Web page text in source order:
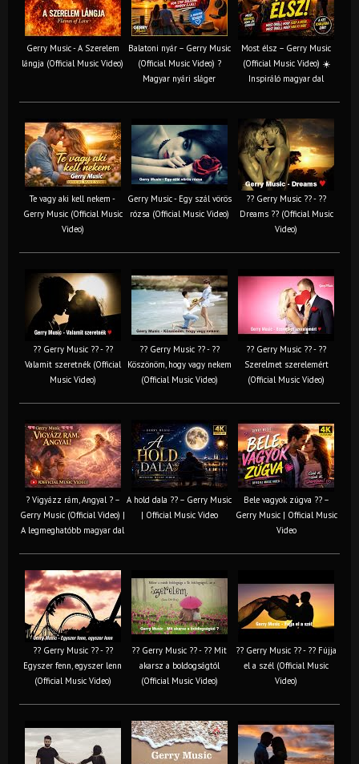
Gerry Music - A Szerelem
lángja (Official Music Video)
Balatoni nyár – Gerry Music
(Official Music Video) ?
Magyar nyári sláger
Most élsz – Gerry Music
(Official Music Video) ☀️
Inspiráló magyar dal
Te vagy aki kell nekem -
Gerry Music (Official Music
Video)
Gerry Music - Egy szál vörös
rózsa (Official Music Video)
?? Gerry Music ?? - ??
Dreams ?? (Official Music
Video)
?? Gerry Music ?? - ??
Valamit szeretnék (Official
Music Video)
?? Gerry Music ?? - ??
Köszönöm, hogy vagy nekem
(Official Music Video)
?? Gerry Music ?? - ??
Szerelmet szerelemért
(Official Music Video)
? Vigyázz rám, Angyal ? –
Gerry Music (Official Video) |
A legmeghatóbb magyar dal
A hold dala ?? – Gerry Music
| Official Music Video
Bele vagyok zúgva ?? –
Gerry Music | Official Music
Video
?? Gerry Music ?? - ??
Egyszer fenn, egyszer lenn
(Official Music Video)
?? Gerry Music ?? - ?? Mit
akarsz a boldogságtól
(Official Music Video)
?? Gerry Music ?? - ?? Fújja
el a szél (Official Music
Video)